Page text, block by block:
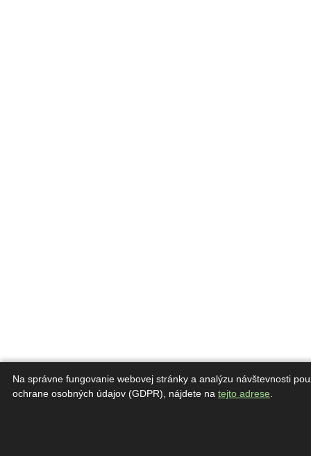
Na správne fungovanie webovej stránky a analýzu návštevnosti
ochrane osobných údajov (GDPR), nájdete na tejto adrese